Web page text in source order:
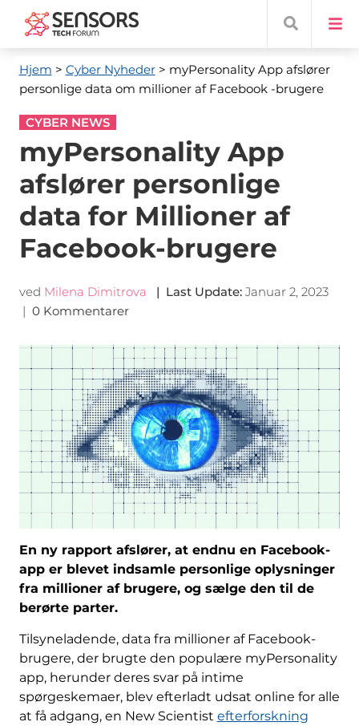
Hjem > Cyber ​​Nyheder> myPersonality App afslører
personlige data om millioner af Facebook -brugere
CYBER NEWS
myPersonality App
afslører personlige
data for Millioner af
Facebook-brugere
ved Milena Dimitrova | Last Update: Januar 2, 2023
| 0 Kommentarer
En ny rapport afslører, at endnu en Facebook-
app er blevet indsamle personlige oplysninger
fra millioner af brugere, og sælge den til de
berørte parter.
Tilsyneladende, data fra millioner af Facebook-
brugere, der brugte den populære myPersonality
app, herunder deres svar på intime
spørgeskemaer, blev efterladt udsat online for alle
at få adgang, en New Scientist efterforskning